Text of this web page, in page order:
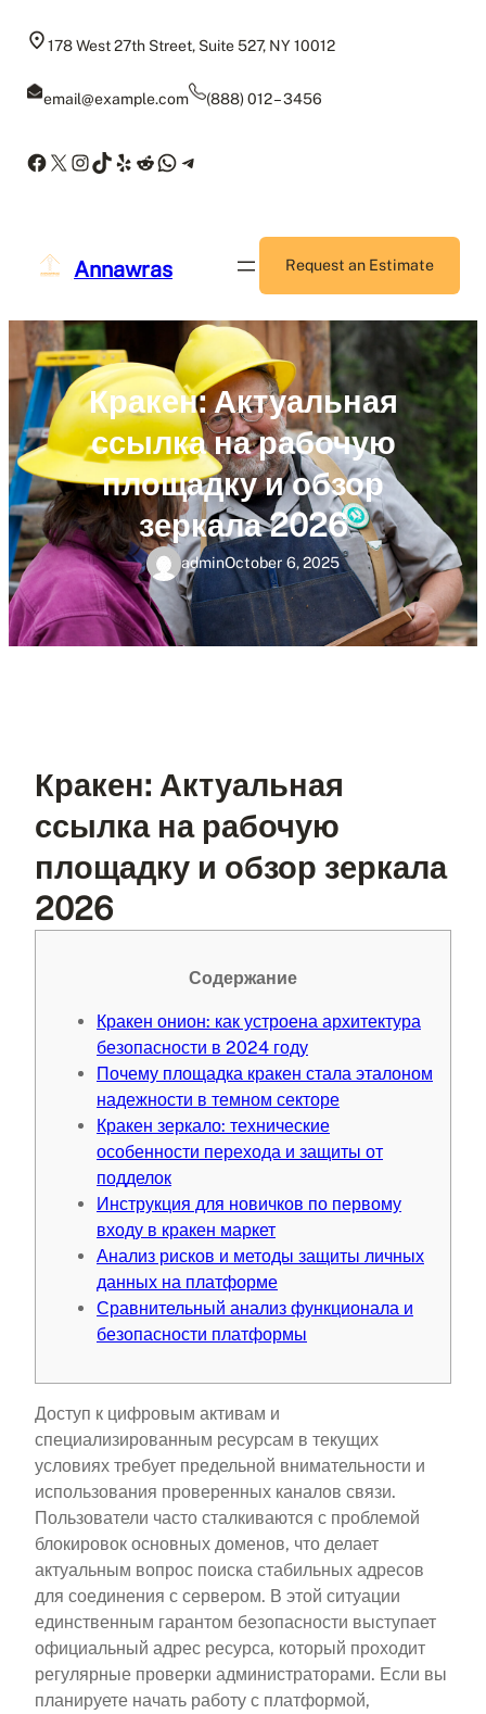
178 West 27th Street, Suite 527, NY 10012
email@example.com (888) 012 – 3456
Facebook
X Instagram
TikTok
Yelp
Reddit
WhatsApp
Telegram
Annawras Request an Estimate
Кракен: Актуальная
ссылка на рабочую
площадку и обзор
зеркала 2026
adminOctober 6, 2025
Кракен: Актуальная
ссылка на рабочую
площадку и обзор зеркала
2026
Содержание
Кракен онион: как устроена архитектура
безопасности в 2024 году
Почему площадка кракен стала эталоном
надежности в темном секторе
Кракен зеркало: технические
особенности перехода и защиты от
подделок
Инструкция для новичков по первому
входу в кракен маркет
Анализ рисков и методы защиты личных
данных на платформе
Сравнительный анализ функционала и
безопасности платформы
Доступ к цифровым активам и
специализированным ресурсам в текущих
условиях требует предельной внимательности и
использования проверенных каналов связи.
Пользователи часто сталкиваются с проблемой
блокировок основных доменов, что делает
актуальным вопрос поиска стабильных адресов
для соединения с сервером. В этой ситуации
единственным гарантом безопасности выступает
официальный адрес ресурса, который проходит
регулярные проверки администраторами. Если вы
планируете начать работу с платформой,